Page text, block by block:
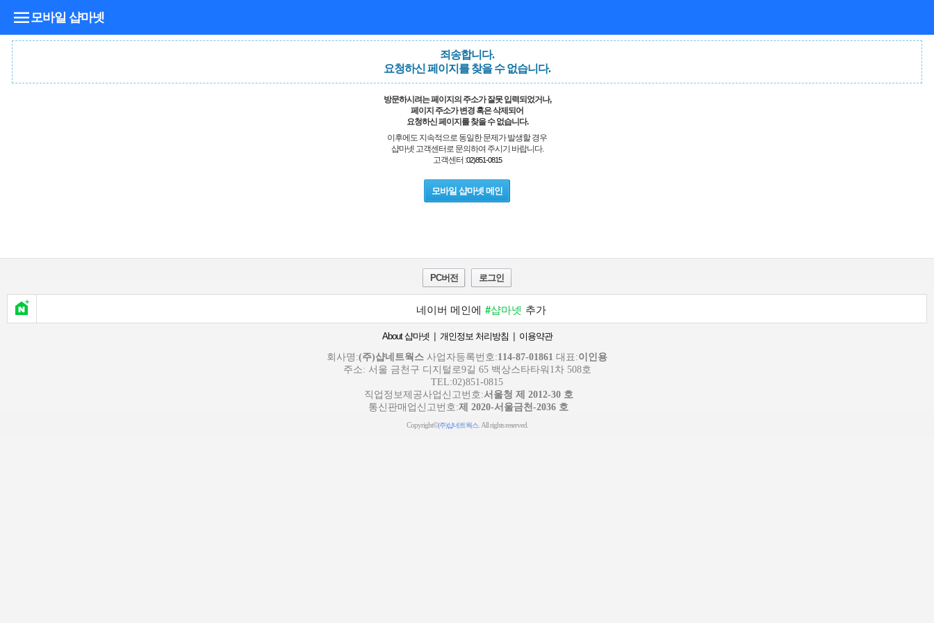
모바일 샵마넷
죄송합니다.
요청하신 페이지를 찾을 수 없습니다.
방문하시려는 페이지의 주소가 잘못 입력되었거나,
페이지 주소가 변경 혹은 삭제되어
요청하신 페이지를 찾을 수 없습니다.
이후에도 지속적으로 동일한 문제가 발생할 경우
샵마넷 고객센터로 문의하여 주시기 바랍니다.
고객센터 :02)851-0815
모바일 샵마넷 메인
PC버전 로그인
네이버 메인에 #샵마넷 추가
About 샵마넷 | 개인정보 처리방침 | 이용약관
회사명:(주)샵네트웍스 사업자등록번호:114-87-01861 대표:이인용
주소: 서울 금천구 디지털로9길 65 백상스타타워1차 508호
TEL:02)851-0815
직업정보제공사업신고번호:서울청 제 2012-30 호
통신판매업신고번호:제 2020-서울금천-2036 호
Copyright©(주)샵네트웍스. All rights reserved.